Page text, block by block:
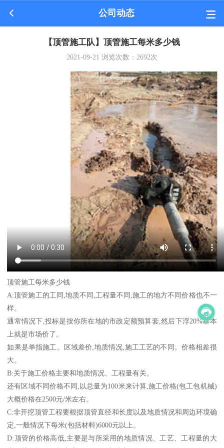
公司动态
【顶管施工队】顶管施工每米多少钱
2021-09-21 浏览次数： 2692次
顶管施工每米多少钱
A:顶管施工的工同,地质不同,工程量不同,施工的地方不同价格也不一
样。
通常情况下,投标是按你所在地的市政定额预算套,然后下浮20%基本
上就是市场价了。
如果是单指施工。区域差价,地质情况,施工工艺的不同。价格相差很
大。
B:关于施工价格主要和地质情况、工程量有关。
还有区域不同价格不同,以总量为100米来计算,施工价格(包工包机械)
大概价格在2500元/米左右。
C:非开挖顶管工程要根据顶管直径和长度以及地质情况和周边环境确
定,一般情况下每米(包括材料)6000元以上。
D:顶管的价格高低,主要是与所采用的地质情况、工艺、工程量的大